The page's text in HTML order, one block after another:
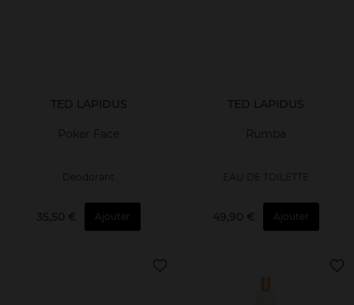
TED LAPIDUS
Poker Face
Deodorant
35,50 € Ajouter
TED LAPIDUS
Rumba
EAU DE TOILETTE
49,90 € Ajouter